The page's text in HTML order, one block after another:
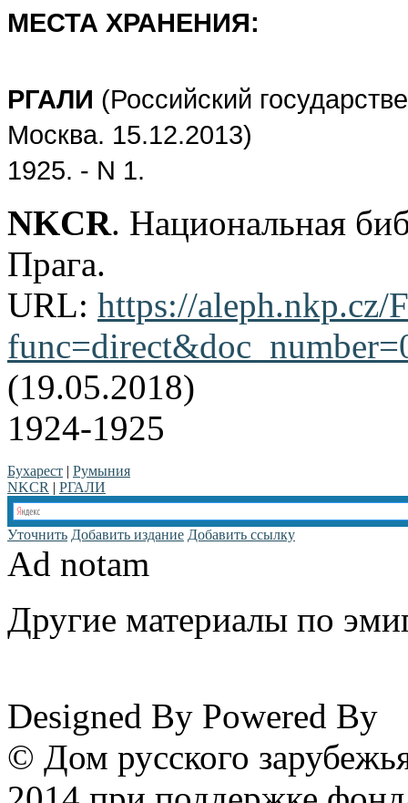
МЕСТА ХРАНЕНИЯ:
РГАЛИ (Российский
Москва. 15.12.2013)
1925. - N 1.
NKCR. Национальная
Прага.
URL: https://aleph.nkp.cz/
(19.05.2018)
1924-1925
Бухарест | Румыния
NKCR | РГАЛИ
Уточнить Добавить издание Добавить ссылку
Ad notam
Другие материалы по
Designed By Powered By
© Дом русского